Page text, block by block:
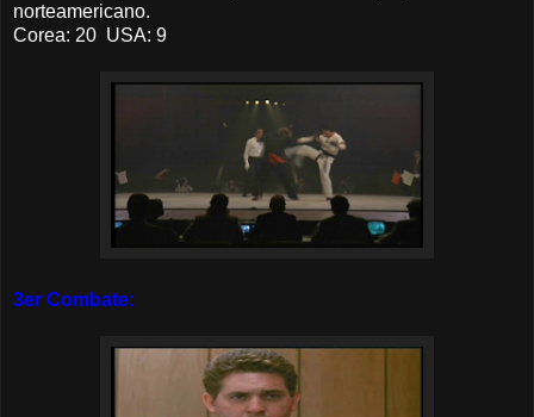
norteamericano.
Corea: 20 USA: 9
3er Combate: